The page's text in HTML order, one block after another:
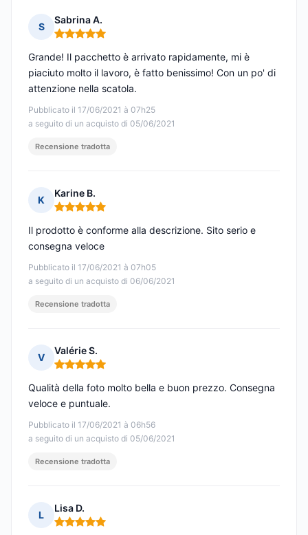
S
Sabrina A.
Nota: 5 su 5
Pubblicato il 17/06/2021 à 07h25
a seguito di un acquisto di 05/06/2021
Grande! Il pacchetto è arrivato rapidamente, mi è
piaciuto molto il lavoro, è fatto benissimo! Con un po' di
attenzione nella scatola.
Recensione tradotta
K
Karine B.
Nota: 5 su 5
Pubblicato il 17/06/2021 à 07h05
a seguito di un acquisto di 06/06/2021
Il prodotto è conforme alla descrizione. Sito serio e
consegna veloce
Recensione tradotta
V
Valérie S.
Nota: 5 su 5
Pubblicato il 17/06/2021 à 06h56
a seguito di un acquisto di 05/06/2021
Qualità della foto molto bella e buon prezzo. Consegna
veloce e puntuale.
Recensione tradotta
L
Lisa D.
Nota: 5 su 5